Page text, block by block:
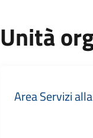
Unità
Area Servizi